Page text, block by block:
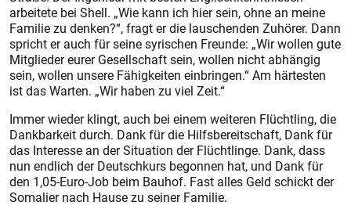
arbeitete bei Shell. „Wie kann ich hier sein, ohne an meine
Familie zu denken?“, fragt er die lauschenden Zuhörer. Dann
spricht er auch für seine syrischen Freunde: „Wir wollen gute
Mitglieder eurer Gesellschaft sein, wollen nicht abhängig
sein, wollen unsere Fähigkeiten einbringen.“ Am härtesten
ist das Warten. „Wir haben zu viel Zeit.“
Immer wieder klingt, auch bei einem weiteren Flüchtling, die
Dankbarkeit durch. Dank für die Hilfsbereitschaft, Dank für
das Interesse an der Situation der Flüchtlinge. Dank, dass
nun endlich der Deutschkurs begonnen hat, und Dank für
den 1,05-Euro-Job beim Bauhof. Fast alles Geld schickt der
Somalier nach Hause zu seiner Familie.